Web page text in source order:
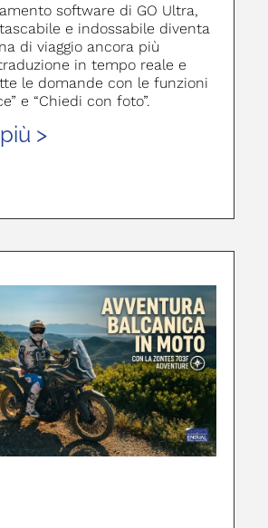
software di GO Ultra,
e indossabile diventa
di viaggio ancora più
in tempo reale e
le domande con le funzioni
e “Chiedi con foto”.
>